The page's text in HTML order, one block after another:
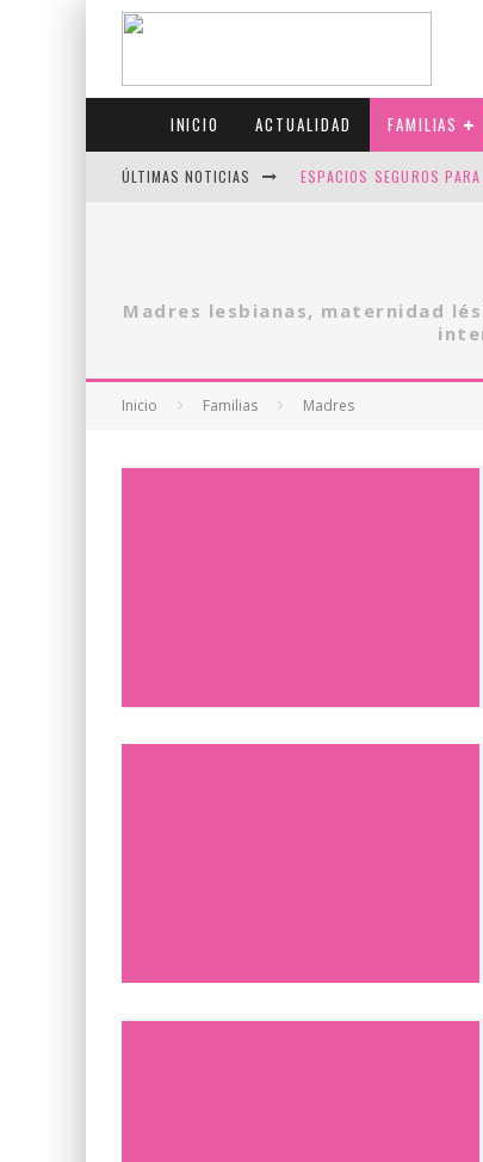
INICIO ACTUALIDAD FAMILIAS
ÚLTIMAS NOTICIAS ESPACIOS SEGUROS
CANADÁ CELEBRA EL
JASON COLLINS, EL
Madres lesbianas, maternidad
Inicio Familias Madres